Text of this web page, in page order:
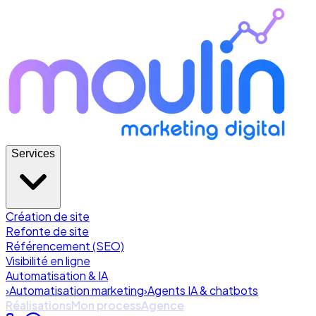
Services
Création de site
Refonte de site
Référencement (SEO)
Visibilité en ligne
Automatisation & IA
›Automatisation marketing›Agents IA & chatbots
RéalisationsMon processAgence